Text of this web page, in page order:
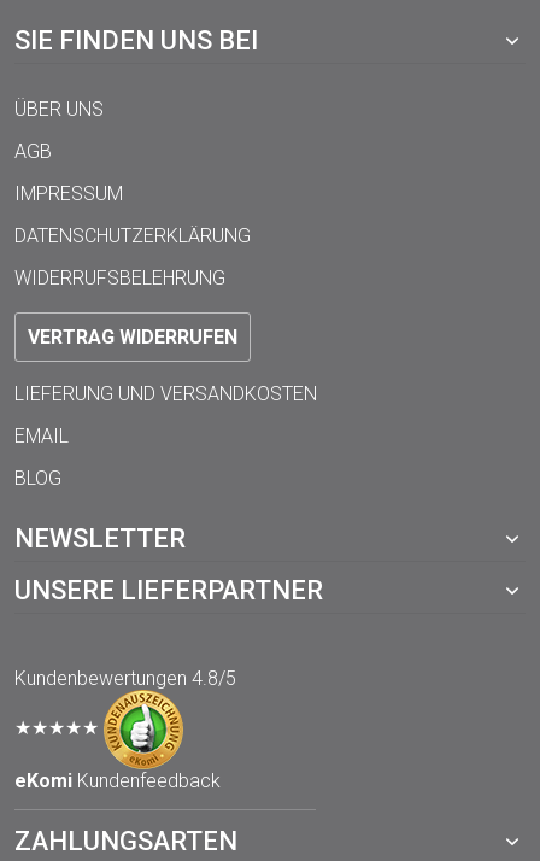
SIE FINDEN UNS BEI
ÜBER UNS
AGB
IMPRESSUM
DATENSCHUTZERKLÄRUNG
WIDERRUFSBELEHRUNG
VERTRAG WIDERRUFEN
LIEFERUNG UND VERSANDKOSTEN
EMAIL
BLOG
NEWSLETTER
UNSERE LIEFERPARTNER
Kundenbewertungen 4.8/5
★★★★★
eKomi Kundenfeedback
ZAHLUNGSARTEN